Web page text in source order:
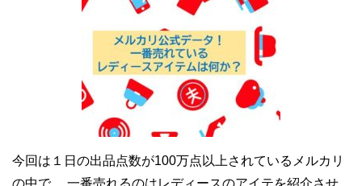
今回は１日の出品点数が100万点以上されているメルカリ
の中で、 一番売れるのはレディースのアイテを紹介させ